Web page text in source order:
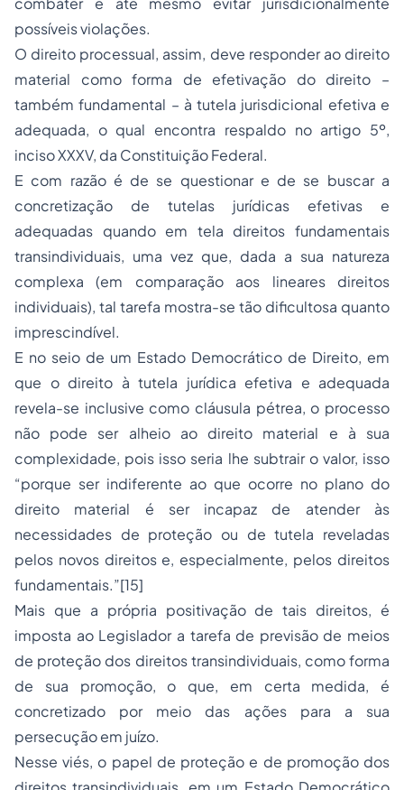
possíveis violações.
O direito processual, assim, deve responder ao direito
material como forma de efetivação do direito –
também fundamental – à tutela jurisdicional efetiva e
adequada, o qual encontra respaldo no artigo 5º,
inciso XXXV, da Constituição Federal.
E com razão é de se questionar e de se buscar a
concretização de tutelas jurídicas efetivas e
adequadas quando em tela direitos fundamentais
transindividuais, uma vez que, dada a sua natureza
complexa (em comparação aos lineares direitos
individuais), tal tarefa mostra-se tão dificultosa quanto
imprescindível.
E no seio de um Estado Democrático de Direito, em
que o direito à tutela jurídica efetiva e adequada
revela-se inclusive como cláusula pétrea, o processo
não pode ser alheio ao direito material e à sua
complexidade, pois isso seria lhe subtrair o valor, isso
“porque ser indiferente ao que ocorre no plano do
direito material é ser incapaz de atender às
necessidades de proteção ou de tutela reveladas
pelos novos direitos e, especialmente, pelos direitos
fundamentais.”[15]
Mais que a própria positivação de tais direitos, é
imposta ao Legislador a tarefa de previsão de meios
de proteção dos direitos transindividuais, como forma
de sua promoção, o que, em certa medida, é
concretizado por meio das ações para a sua
persecução em juízo.
Nesse viés, o papel de proteção e de promoção dos